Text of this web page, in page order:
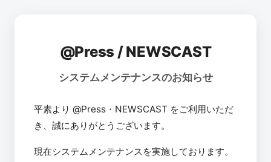
@Press / NEWSCAST
システムメンテナンスのお知らせ
平素より @Press・NEWSCAST をご利用いただ
き、誠にありがとうございます。
現在システムメンテナンスを実施しております。